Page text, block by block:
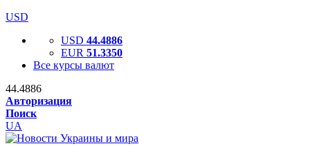
USD
USD 44.4886
EUR 51.3350
Все курсы валют
44.4886
Авторизация
Поиск
UA